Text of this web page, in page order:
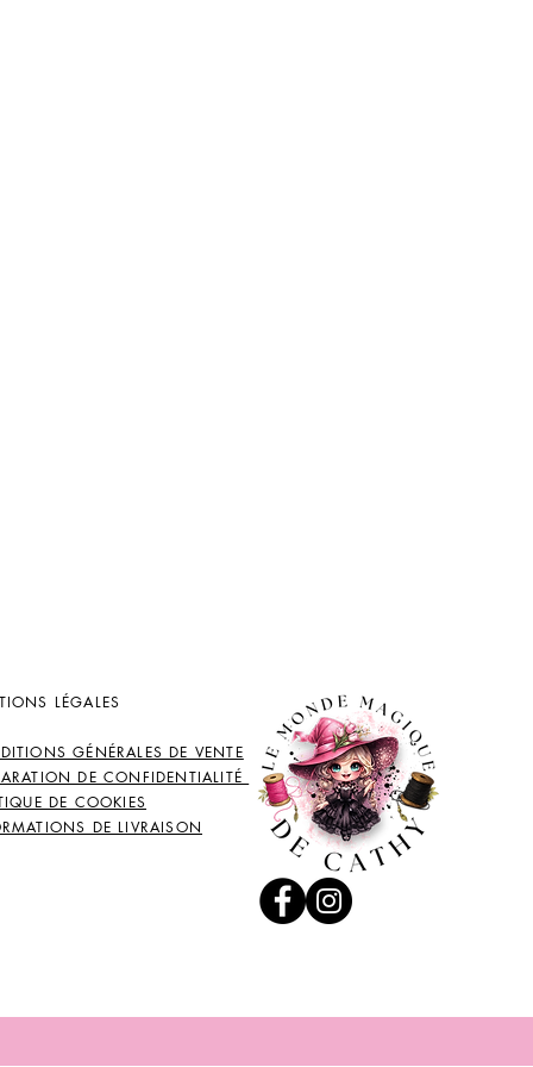
LÉGALES
GÉNÉRALES DE VENTE
DE CONFIDENTIALITÉ
DE COOKIES
DE LIVRAISON